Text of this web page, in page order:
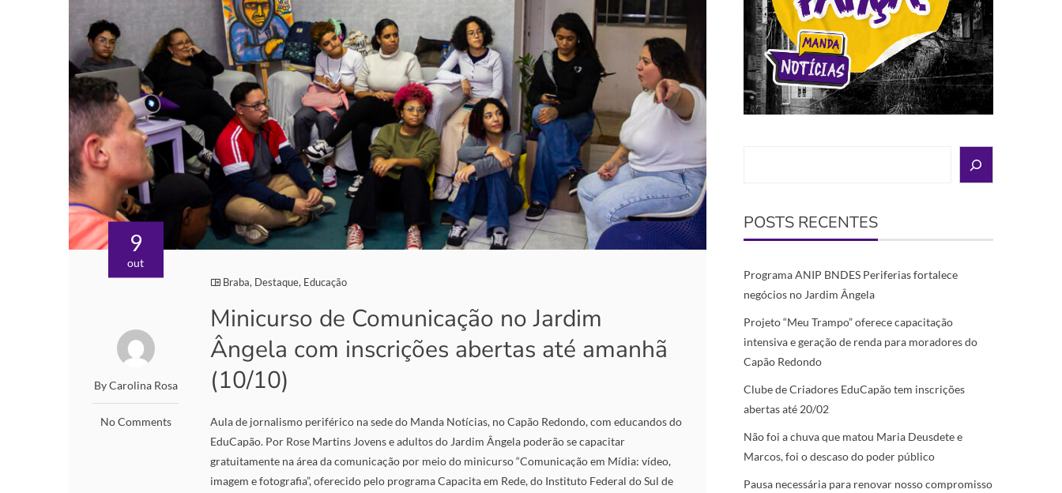
9
out
By Carolina Rosa
No Comments
Braba, Destaque, Educação
Minicurso de Comunicação no Jardim
Ângela com inscrições abertas até amanhã
(10/10)
Aula de jornalismo periférico na sede do Manda Notícias, no Capão Redondo, com educandos do
EduCapão. Por Rose Martins Jovens e adultos do Jardim Ângela poderão se capacitar
gratuitamente na área da comunicação por meio do minicurso “Comunicação em Mídia: vídeo,
imagem e fotografia”, oferecido pelo programa Capacita em Rede, do Instituto Federal do Sul de
POSTS RECENTES
Programa ANIP BNDES Periferias fortalece
negócios no Jardim Ângela
Projeto “Meu Trampo” oferece capacitação
intensiva e geração de renda para moradores do
Capão Redondo
Clube de Criadores EduCapão tem inscrições
abertas até 20/02
Não foi a chuva que matou Maria Deusdete e
Marcos, foi o descaso do poder público
Pausa necessária para renovar nosso compromisso